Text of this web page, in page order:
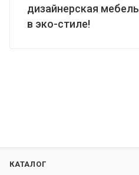
дизайнерская мебель
в эко-стиле!
КАТАЛОГ